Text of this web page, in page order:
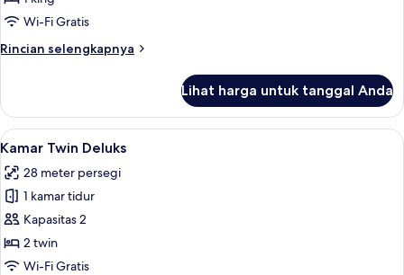
1
Tidur
Wi-Fi Gratis
Rincian selengkapnya
Rincian
Kamar
Deluks,
1
Tidur
King
Lihat harga untuk tanggal Anda
Lihat
semua
foto
untuk
Kamar
Twin
Deluks
Minibar, brankas, meja kerja, dan
4
Kamar Twin Deluks
28 meter persegi
1 kamar tidur
Kapasitas 2
2 twin
Wi-Fi Gratis